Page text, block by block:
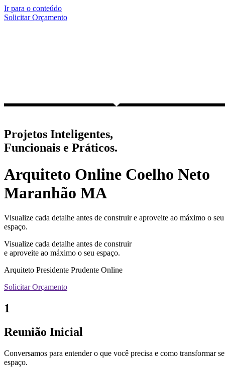
Ir para o conteúdo
Solicitar Orçamento
Projetos Inteligentes,
Funcionais e Práticos.
Arquiteto Online Coelho Neto
Maranhão MA
Visualize cada detalhe antes de construir e aproveite ao máximo o seu
espaço.
Visualize cada detalhe antes de construir
e aproveite ao máximo o seu espaço.
Arquiteto Presidente Prudente Online
Solicitar Orçamento
1
Reunião Inicial
Conversamos para entender o que você precisa e como transformar
espaço.